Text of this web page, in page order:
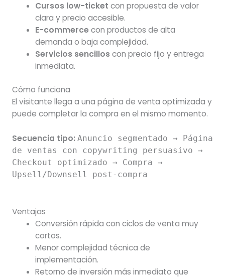
Cursos low-ticket con propuesta de valor
clara y precio accesible.
E-commercecon productos de alta
demanda o baja complejidad.
Servicios sencillos con precio fijo y entrega
inmediata.
Cómo funciona
El visitante llega a una página de venta optimizada y
puede completar la compra en el mismo momento.
Secuencia tipo: Anuncio segmentado → Página
de ventas con copywriting persuasivo →
Checkout optimizado → Compra →
Upsell/Downsell post-compra
Ventajas
Conversión rápida con ciclos de venta muy
cortos.
Menor complejidad técnica de
implementación.
Retorno de inversión más inmediato que